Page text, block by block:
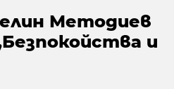
Методиев
и